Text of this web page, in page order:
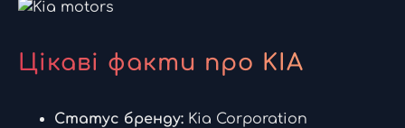
Цікаві факти про KIA
Статус бренду: Kia Corporation